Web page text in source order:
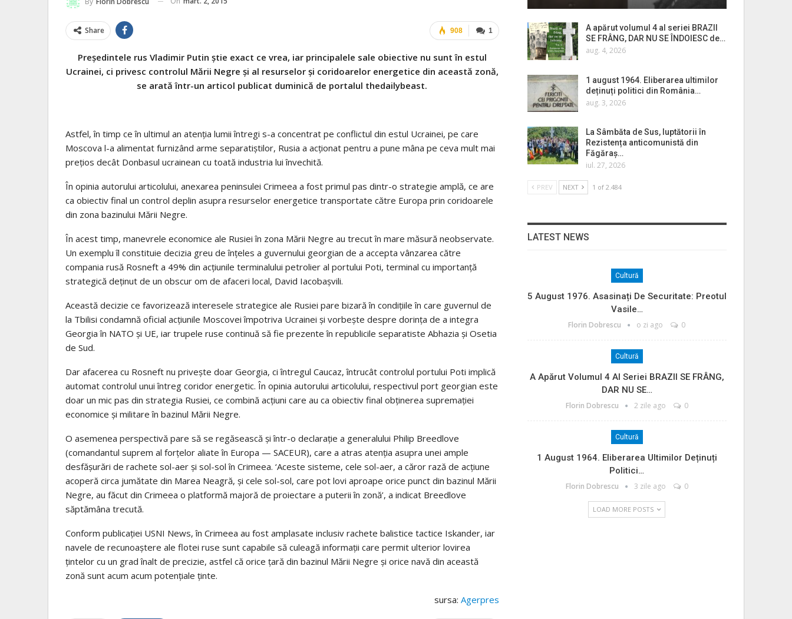
1
908
Share
Președintele rus Vladimir Putin știe exact ce vrea, iar principalele sale obiective nu sunt în estul
Ucrainei, ci privesc controlul Mării Negre și al resurselor și coridoarelor energetice din această zonă,
se arată într-un articol publicat duminică de portalul thedailybeast.
Astfel, în timp ce în ultimul an atenția lumii întregi s-a concentrat pe conflictul din estul Ucrainei, pe care
Moscova l-a alimentat furnizând arme separatiștilor, Rusia a acționat pentru a pune mâna pe ceva mult mai
prețios decât Donbasul ucrainean cu toată industria lui învechită.
În opinia autorului articolului, anexarea peninsulei Crimeea a fost primul pas dintr-o strategie amplă, ce are
ca obiectiv final un control deplin asupra resurselor energetice transportate către Europa prin coridoarele
din zona bazinului Mării Negre.
În acest timp, manevrele economice ale Rusiei în zona Mării Negre au trecut în mare măsură neobservate.
Un exemplu îl constituie decizia greu de înțeles a guvernului georgian de a accepta vânzarea către
compania rusă Rosneft a 49% din acțiunile terminalului petrolier al portului Poti, terminal cu importanță
strategică deținut de un obscur om de afaceri local, David Iacobașvili.
Această decizie ce favorizează interesele strategice ale Rusiei pare bizară în condițiile în care guvernul de
la Tbilisi condamnă oficial acțiunile Moscovei împotriva Ucrainei și vorbește despre dorința de a integra
Georgia în NATO și UE, iar trupele ruse continuă să fie prezente în republicile separatiste Abhazia și Osetia
de Sud.
Dar afacerea cu Rosneft nu privește doar Georgia, ci întregul Caucaz, întrucât controlul portului Poti implică
automat controlul unui întreg coridor energetic. În opinia autorului articolului, respectivul port georgian este
doar un mic pas din strategia Rusiei, ce combină acțiuni care au ca obiectiv final obținerea supremației
economice și militare în bazinul Mării Negre.
O asemenea perspectivă pare să se regăsească și într-o declarație a generalului Philip Breedlove
(comandantul suprem al forțelor aliate în Europa — SACEUR), care a atras atenția asupra unei ample
desfășurări de rachete sol-aer și sol-sol în Crimeea. ‘Aceste sisteme, cele sol-aer, a căror rază de acțiune
acoperă circa jumătate din Marea Neagră, și cele sol-sol, care pot lovi aproape orice punct din bazinul Mării
Negre, au făcut din Crimeea o platformă majoră de proiectare a puterii în zonă’, a indicat Breedlove
săptămâna trecută.
Conform publicației USNI News, în Crimeea au fost amplasate inclusiv rachete balistice tactice Iskander, iar
navele de recunoaștere ale flotei ruse sunt capabile să culeagă informații care permit ulterior lovirea
țintelor cu un grad înalt de precizie, astfel că orice țară din bazinul Mării Negre și orice navă din această
zonă sunt acum acum potențiale ținte.
sursa: Agerpres
A apărut volumul 4 al seriei BRAZII
SE FRÂNG, DAR NU SE ÎNDOIESC de…
aug. 4, 2026
1 august 1964. Eliberarea ultimilor
deținuți politici din România…
aug. 3, 2026
La Sâmbăta de Sus, luptătorii în
Rezistența anticomunistă din
Făgăraș…
iul. 27, 2026
PREV NEXT 1 of 2.484
LATEST NEWS
Cultură
5 August 1976. Asasinați De Securitate: Preotul
Vasile…
Florin Dobrescu o zi ago 0
Cultură
A Apărut Volumul 4 Al Seriei BRAZII SE FRÂNG,
DAR NU SE…
Florin Dobrescu 2 zile ago 0
Cultură
1 August 1964. Eliberarea Ultimilor Deținuți
Politici…
Florin Dobrescu 3 zile ago 0
LOAD MORE POSTS